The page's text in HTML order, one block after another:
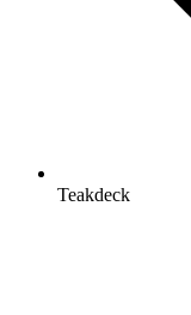
Teakdeck